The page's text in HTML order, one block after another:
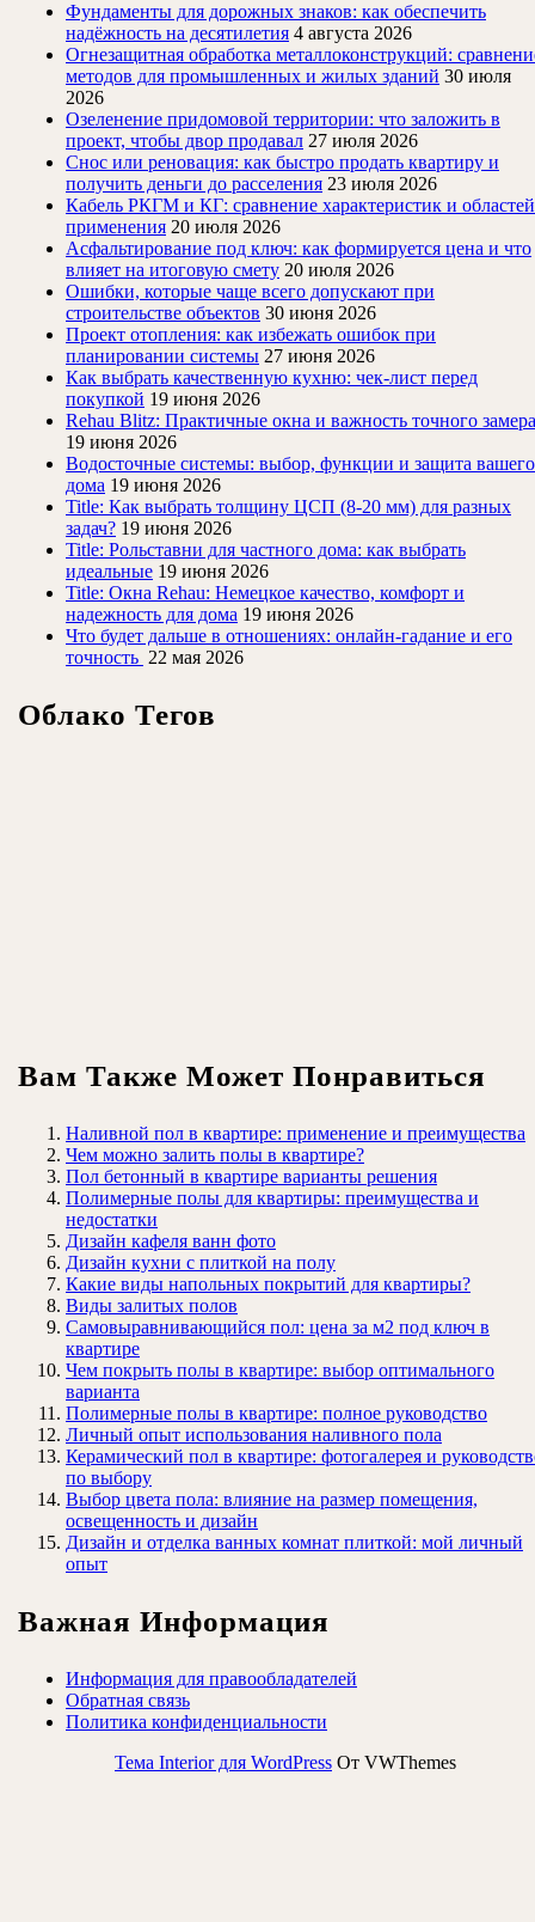
Фундаменты для дорожных знаков: как обеспечить
надёжность на десятилетия 4 августа 2026
Огнезащитная обработка металлоконструкций:
методов для промышленных и жилых зданий 30 июля
2026
Озеленение придомовой территории: что заложить в
проект, чтобы двор продавал 27 июля 2026
Снос или реновация: как быстро продать квартиру и
получить деньги до расселения 23 июля 2026
Кабель РКГМ и КГ: сравнение характеристик и областей
применения 20 июля 2026
Асфальтирование под ключ: как формируется цена и что
влияет на итоговую смету 20 июля 2026
Ошибки, которые чаще всего допускают при
строительстве объектов 30 июня 2026
Проект отопления: как избежать ошибок при
планировании системы 27 июня 2026
Как выбрать качественную кухню: чек-лист перед
покупкой 19 июня 2026
Rehau Blitz: Практичные окна и важность точного замера
19 июня 2026
Водосточные системы: выбор, функции и защита вашего
дома 19 июня 2026
Title: Как выбрать толщину ЦСП (8-20 мм) для разных
задач? 19 июня 2026
Title: Рольставни для частного дома: как выбрать
идеальные 19 июня 2026
Title: Окна Rehau: Немецкое качество, комфорт и
надежность для дома 19 июня 2026
Что будет дальше в отношениях: онлайн-гадание и его
точность 22 мая 2026
Облако Тегов
Вам Также Может Понравиться
Наливной пол в квартире: применение и преимущества
Чем можно залить полы в квартире?
Пол бетонный в квартире варианты решения
Полимерные полы для квартиры: преимущества и
недостатки
Дизайн кафеля ванн фото
Дизайн кухни с плиткой на полу
Какие виды напольных покрытий для квартиры?
Виды залитых полов
Самовыравнивающийся пол: цена за м2 под ключ в
квартире
Чем покрыть полы в квартире: выбор оптимального
варианта
Полимерные полы в квартире: полное руководство
Личный опыт использования наливного пола
Керамический пол в квартире: фотогалерея и
по выбору
Выбор цвета пола: влияние на размер помещения,
освещенность и дизайн
Дизайн и отделка ванных комнат плиткой: мой личный
опыт
Важная Информация
Информация для правообладателей
Обратная связь
Политика конфиденциальности
Тема Interior для WordPress От VWThemes